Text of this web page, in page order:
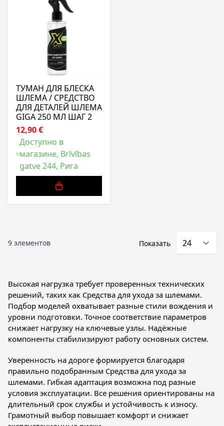
ТУМАН ДЛЯ БЛЕСКА
ШЛЕМА / СРЕДСТВО
ДЛЯ ДЕТАЛЕЙ ШЛЕМА
GIGA 250 МЛ ШАГ 2
12,90 €
Доступно в
магазине, Brīvības
gatve 244, Рига
9 элементов Показать
Высокая нагрузка требует проверенных технических
решений, таких как Средства для ухода за шлемами.
Подбор моделей охватывает разные стили вождения и
уровни подготовки. Точное соответствие параметров
снижает нагрузку на ключевые узлы. Надёжные
компоненты стабилизируют работу основных систем.
Уверенность на дороге формируется благодаря
правильно подобранным Средства для ухода за
шлемами. Гибкая адаптация возможна под разные
условия эксплуатации. Все решения ориентированы на
длительный срок службы и устойчивость к износу.
Грамотный выбор повышает комфорт и снижает